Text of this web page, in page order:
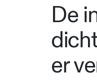
De
er